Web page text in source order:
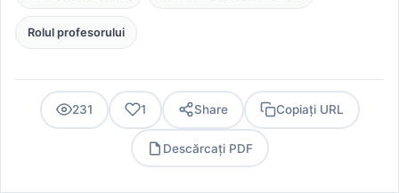
Rolul profesorului
231 1 Share Copiați URL
Descărcați PDF